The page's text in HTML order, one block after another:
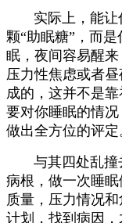
实际上，能让
颗“助眠糖”，而
眠，夜间容易醒
压力性焦虑或者
成的，这并不是
要对你睡眠的情
做出全方位的评定
与其四处乱撞
病根，做一次睡
质量，压力情况
计划，找到病因，